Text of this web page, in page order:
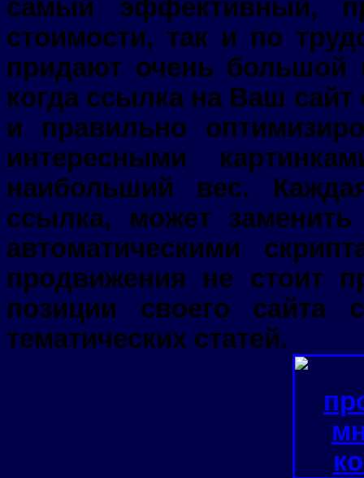
самый эффективный,
стоимости, так и по
придают очень большой
когда ссылка на Ваш
и правильно
интересными
наибольший вес.
ссылка, может
автоматическими
продвижения не стоит
позиции своего сайта
тематических статей.